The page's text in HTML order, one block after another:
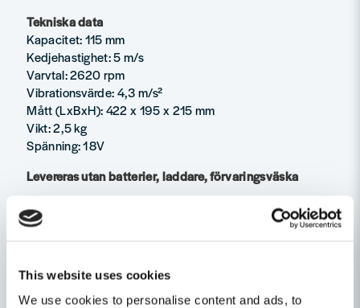
This website uses cookies
We use cookies to personalise content and ads, to
Tekniska data
Kapacitet: 115 mm
Kedjehastighet: 5 m/s
Varvtal: 2620 rpm
Vibrationsvärde: 4,3 m/s²
Mått (LxBxH): 422 x 195 x 215 mm
Vikt: 2,5 kg
Spänning: 18V
Levereras utan batterier, laddare, förvaringsväska
Egenskaper
Produkttyp
question
Relaterade kategorier